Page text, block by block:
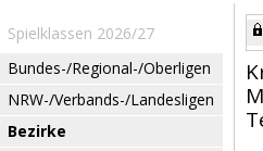
Spielklassen 2026/27
Bundes-/Regional-/Oberligen
NRW-/Verbands-/Landesligen
Bezirke